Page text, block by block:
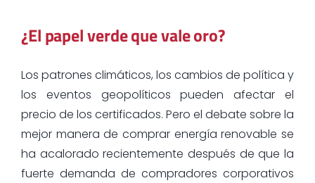
¿El papel verde que vale oro?
Los patrones climáticos, los cambios de política y
los eventos geopolíticos pueden afectar el
precio de los certificados. Pero el debate sobre la
mejor manera de comprar energía renovable se
ha acalorado recientemente después de que la
fuerte demanda de compradores corporativos